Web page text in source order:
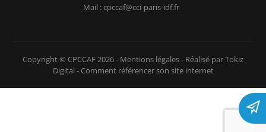
Mail : cpccaf@cci-paris-idf.fr
Copyright © CPCCAF 2026 - Mentions légales- Réalisé par Tokiz
Digital - Comment référencer son site internet